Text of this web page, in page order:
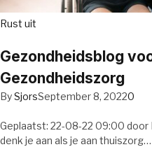
Rust uit
Gezondheidsblog
Gezondheidszorg
BySjorsSeptember 8, 20220
Geplaatst: 22-08-22 09:00 door
denk je aan als je aan thuiszorg…